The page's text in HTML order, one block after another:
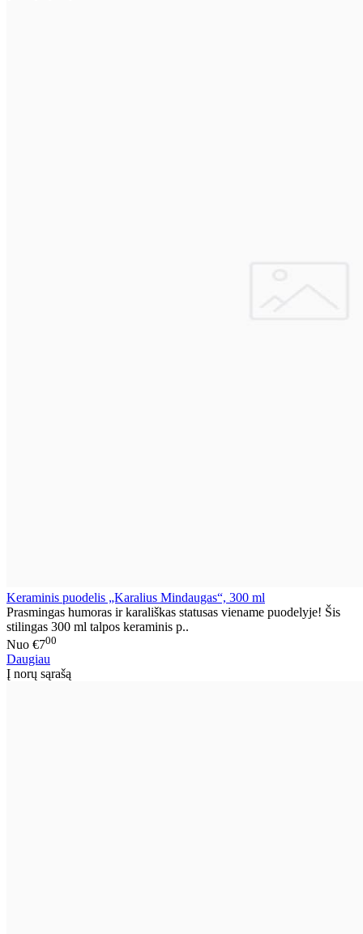
Keraminis puodelis „Karalius Mindaugas“, 300 ml
Prasmingas humoras ir karališkas statusas viename puodelyje! Šis
stilingas 300 ml talpos keraminis p..
Nuo €700
Daugiau
Į norų sąrašą